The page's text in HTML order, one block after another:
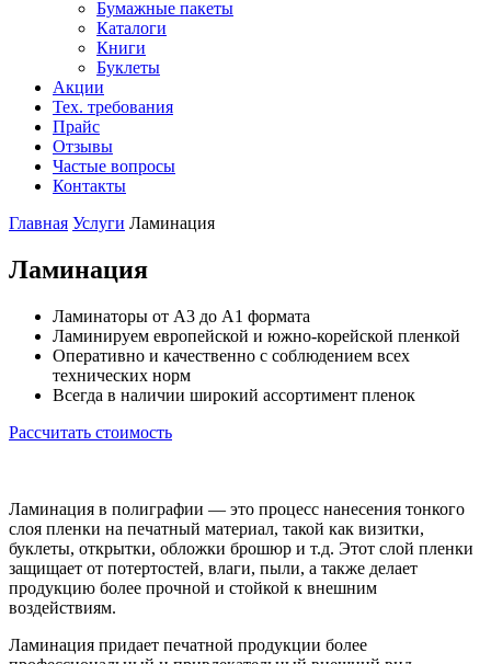
Бумажные пакеты
Каталоги
Книги
Буклеты
Акции
Тех. требования
Прайс
Отзывы
Частые вопросы
Контакты
Главная Услуги Ламинация
Ламинация
Ламинаторы от А3 до А1 формата
Ламинируем европейской и южно-корейской пленкой
Оперативно и качественно с соблюдением всех
технических норм
Всегда в наличии широкий ассортимент пленок
Рассчитать стоимость
Ламинация в полиграфии — это процесс нанесения тонкого
слоя пленки на печатный материал, такой как визитки,
буклеты, открытки, обложки брошюр и т.д. Этот слой пленки
защищает от потертостей, влаги, пыли, а также делает
продукцию более прочной и стойкой к внешним
воздействиям.
Ламинация придает печатной продукции более